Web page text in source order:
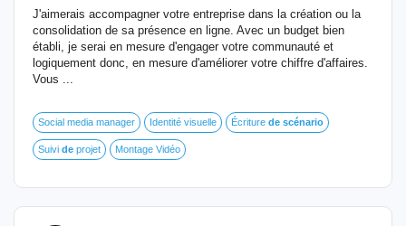
J'aimerais accompagner votre entreprise dans la création ou la
consolidation de sa présence en ligne. Avec un budget bien
établi, je serai en mesure d'engager votre communauté et
logiquement donc, en mesure d'améliorer votre chiffre d'affaires.
Vous ...
Social media manager Identité visuelle Écriture de scénario
Suivi de projet Montage Vidéo